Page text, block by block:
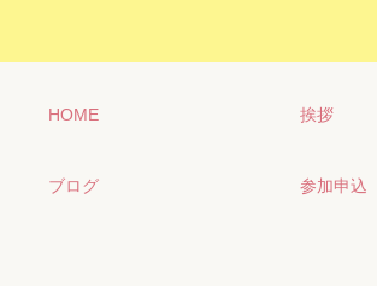
HOME 挨拶
ブログ 参加申込